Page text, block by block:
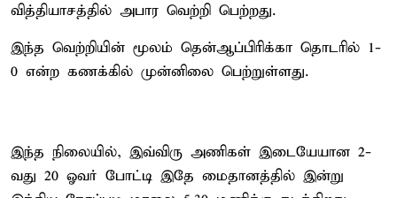
வித்தியாசத்தில் அபார வெற்றி பெற்றது.
இந்த வெற்றியின் மூலம் தென்ஆப்பிரிக்கா தொடரில் 1-
0 என்ற கணக்கில் முன்னிலை பெற்றுள்ளது.
இந்த நிலையில், இவ்விரு அணிகள் இடையேயான 2-
வது 20 ஓவர் போட்டி இதே மைதானத்தில் இன்று